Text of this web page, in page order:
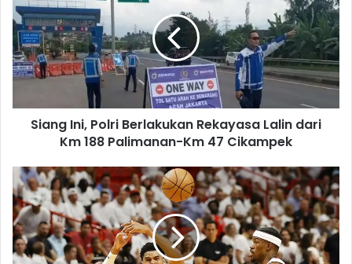
a
n
g
I
n
,
i
B
e
r
l
Siang Ini, Polri Berlakukan Rekayasa Lalin dari
Km 188 Palimanan-Km 47 Cikampek
d
e
b
a
y